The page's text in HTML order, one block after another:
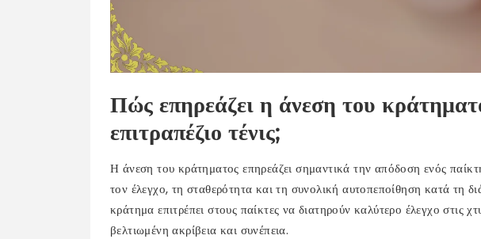
Πώς επηρεάζει η άνεση του
επιτραπέζιο τένις;
Η άνεση του κράτηματος επηρεάζει σημαντικά την απόδοση ενός
τον έλεγχο, τη σταθερότητα και τη συνολική αυτοπεποίθηση κατά τη
κράτημα επιτρέπει στους παίκτες να διατηρούν καλύτερο έλεγχο στις
βελτιωμένη ακρίβεια και συνέπεια.